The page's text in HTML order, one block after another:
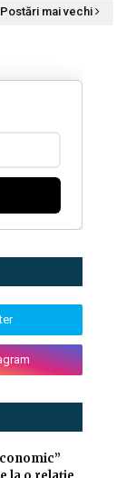
Postări mai vechi